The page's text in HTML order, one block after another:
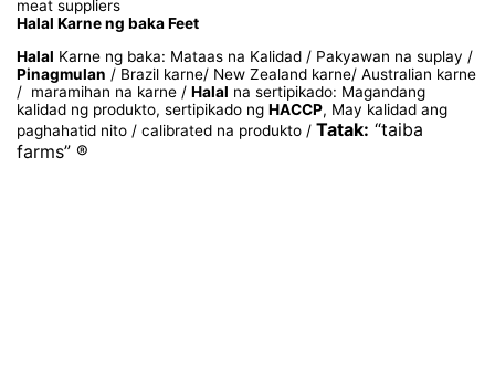
Halal Karne ng baka Feet
Halal Karne ng baka: Mataas na Kalidad / Pakyawan na suplay /
Pinagmulan / Brazil karne/ New Zealand karne/ Australian karne
/ maramihan na karne /Halal na sertipikado: Magandang
kalidad ng produkto, sertipikado ngHACCP, May kalidad ang
paghahatid nito / calibrated na produkto /Tatak: “taiba
farms” ®